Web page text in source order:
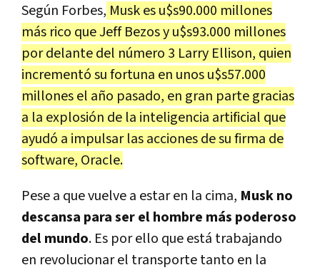
Según Forbes, Musk es u$s90.000 millones
más rico que Jeff Bezos y u$s93.000 millones
por delante del número 3 Larry Ellison, quien
incrementó su fortuna en unos u$s57.000
millones el año pasado, en gran parte gracias
a la explosión de la inteligencia artificial que
ayudó a impulsar las acciones de su firma de
software, Oracle.
Pese a que vuelve a estar en la cima, Musk no
descansa para ser el hombre más poderoso
del mundo. Es por ello que está trabajando
en revolucionar el transporte tanto en la